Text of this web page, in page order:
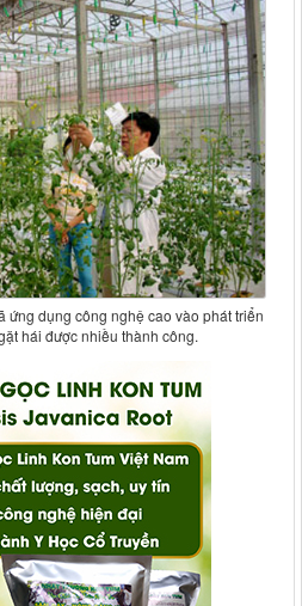
ứng dụng công nghệ cao vào phát triển
hái được nhiều thành công.